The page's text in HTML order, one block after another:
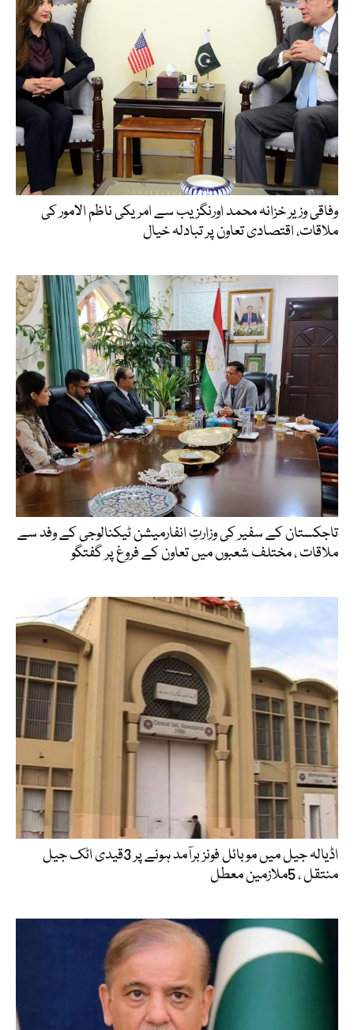
وفاقی وزیر خزانہ محمد اورنگزیب سے امریکی ناظم الامور کی
ملاقات، اقتصادی تعاون پر تبادلہ خیال
تاجکستان کے سفیر کی وزارتِ انفارمیشن ٹیکنالوجی کے وفد سے
ملاقات ، مختلف شعبوں میں تعاون کے فروغ پر گفتگو
اڈیالہ جیل میں موبائل فونز برآمد ہونے پر 3قیدی اٹک جیل
منتقل ، 5ملازمین معطل